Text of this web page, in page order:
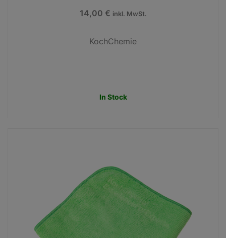
14,00 € inkl. MwSt.
KochChemie
In Stock